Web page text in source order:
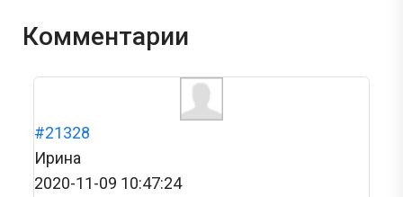
Комментарии
#21328
Ирина
2020-11-09 10:47:24